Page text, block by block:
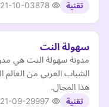
تقنية 10-03
سهولة النت
مدونة سهولة النت هي
الشباب العربي من
هذا المجال.
تقنية 09-29